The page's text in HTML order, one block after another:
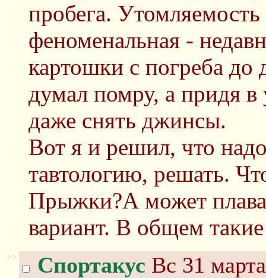
пробега.
феноменальная -
картошки с погреба
думал помру, а придя
даже снять джинсы.
Вот я и решил, что
тавтологию, решать.
Прыжки?А может
вариант. В общем
>> Спортакус Вс 31